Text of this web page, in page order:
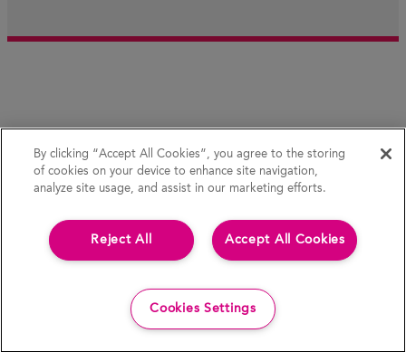
By clicking “Accept All Cookies”, you agree to the storing
of cookies on your device to enhance site navigation,
analyze site usage, and assist in our marketing efforts.
Accept All Cookies
Reject All
Cookies Settings